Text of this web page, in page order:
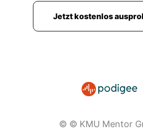
Jetzt kostenlos
© © KMU Mentor